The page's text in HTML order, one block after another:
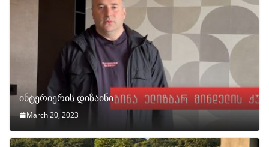
ინტერიერის დიზაინი
March 20, 2023